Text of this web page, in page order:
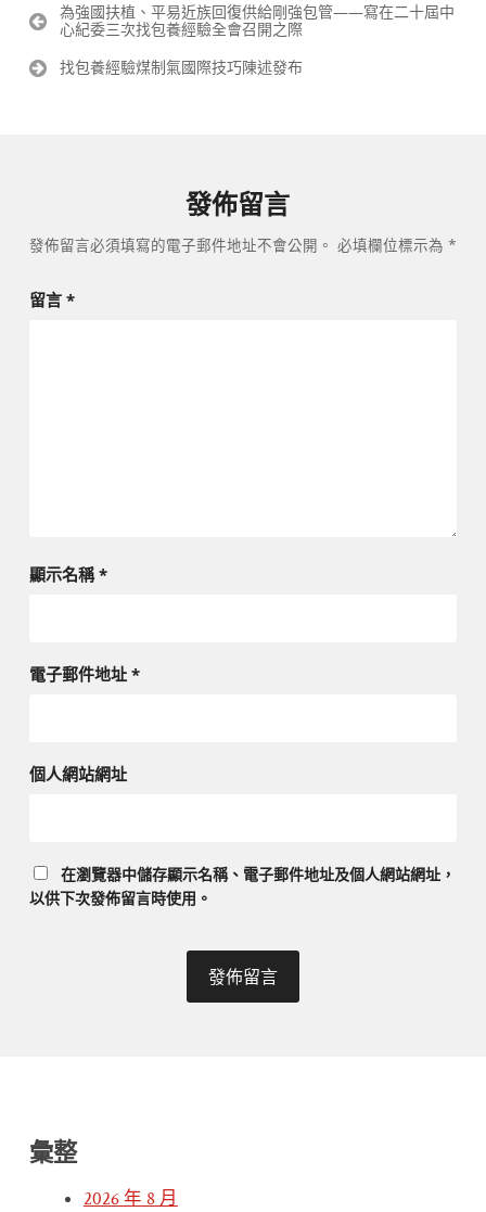
文
章
導
覽
為強國扶植、平易近族回復供給剛強包管——寫在二十屆中
心紀委三次找包養經驗全會召開之際
找包養經驗煤制氣國際技巧陳述發布
發佈留言
發佈留言必須填寫的電子郵件地址不會公開。 必填欄位標示為 *
留言 *
顯示名稱*
電子郵件地址 *
個人網站網址
在瀏覽器中儲存顯示名稱、電子郵件地址及個人網站網址，
以供下次發佈留言時使用。
彙整
2026 年 8 月